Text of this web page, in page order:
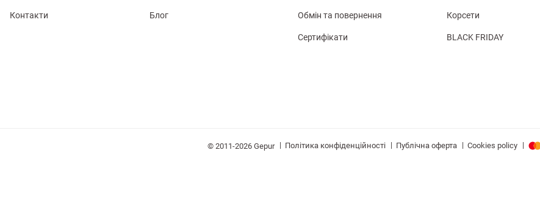
Контакти Блог Обмін та повернення
Сертифікати
Корсети
BLACK FRIDAY
© 2011-2026 Gepur | Політика конфіденційності | Публічна оферта | Cookies policy |